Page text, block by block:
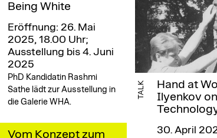
Being White
Eröffnung: 26. Mai
2025, 18.00 Uhr;
Ausstellung bis 4. Juni
2025
PhD Kandidatin Rashmi
Sathe lädt zur Ausstellung in
die Galerie WHA.
TALK
Hand at
Ilyenkov
30. April
Vom Konzept zum